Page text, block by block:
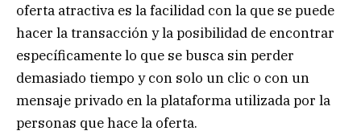
oferta atractiva es la facilidad con la que se puede
hacer la transacción y la posibilidad de encontrar
específicamente lo que se busca sin perder
demasiado tiempo y con solo un clic o con un
mensaje privado en la plataforma utilizada por la
personas que hace la oferta.